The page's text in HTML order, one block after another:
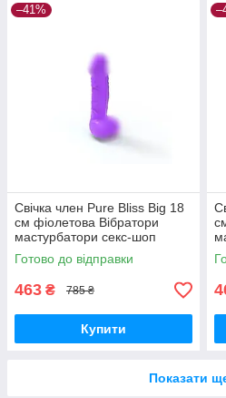
–41%
Свічка член Pure Bliss Big 18
см фіолетова Вібратори
мастурбатори секс-шоп
Готово до відправки
463 ₴ 785 ₴
Купити
Показати